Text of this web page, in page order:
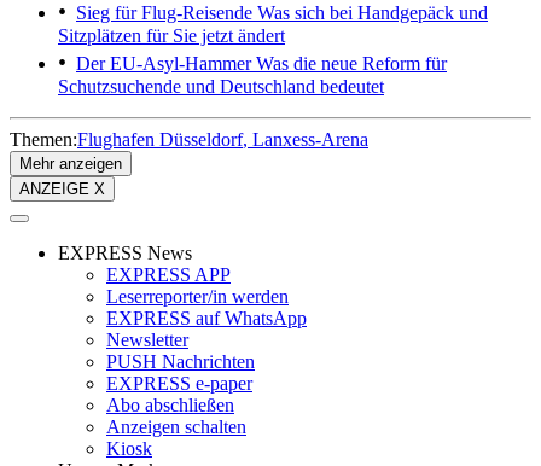
Sieg für Flug-Reisende Was sich bei Handgepäck und
Sitzplätzen für Sie jetzt ändert
Der EU-Asyl-HammerWas die neue Reform für
Schutzsuchende und Deutschland bedeutet
Themen:Flughafen Düsseldorf Lanxess-Arena
Mehr anzeigen
ANZEIGE X
EXPRESS News
EXPRESS APP
Leserreporter/in werden
EXPRESS auf WhatsApp
Newsletter
PUSH Nachrichten
EXPRESS e-paper
Abo abschließen
Anzeigen schalten
Kiosk